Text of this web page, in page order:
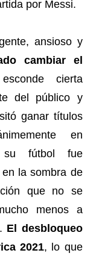
por Messi.
ansioso y
cambiar el
cierta
del público y
ganar títulos
en
su fútbol fue
la sombra de
que no se
menos a
El desbloqueo
2021, lo que